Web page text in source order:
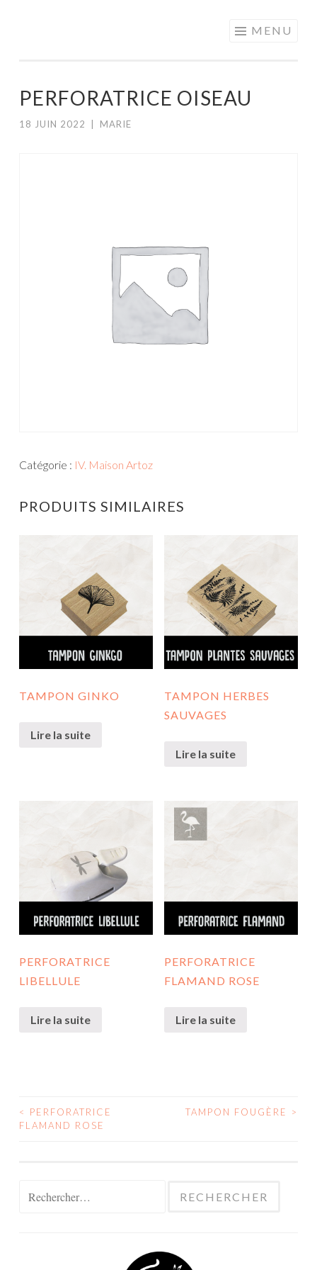
MENU
PERFORATRICE OISEAU
18 JUIN 2022 MARIE
Catégorie : IV. Maison Artoz
PRODUITS SIMILAIRES
TAMPON GINKO
Lire la suite
TAMPON HERBES
SAUVAGES
Lire la suite
PERFORATRICE
LIBELLULE
Lire la suite
PERFORATRICE
FLAMAND ROSE
Lire la suite
NAVIGATION
<
PERFORATRICE
FLAMAND ROSE
TAMPON FOUGÈRE >